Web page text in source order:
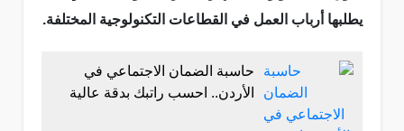
يطلبها أرباب العمل في القطاعات التكنولوجية المختلفة.
حاسبة الضمان الاجتماعي في
الأردن.. احسب راتبك بدقة عالية